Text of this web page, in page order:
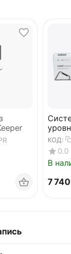
КОД:
0.0
В
7 740